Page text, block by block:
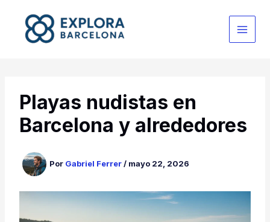
contenido
Playas nudistas en
Barcelona y alrededores
Por Gabriel Ferrer/ mayo 22, 2026